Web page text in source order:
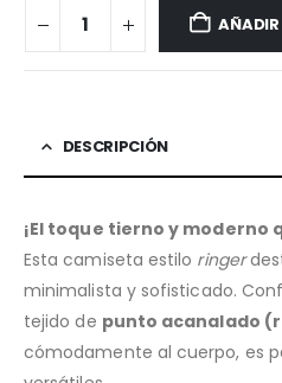
DESCRIPCIÓN
¡El toque tierno y moderno
Esta camiseta estilo ringer
minimalista y sofisticado.
tejido de punto acanalado
cómodamente al cuerpo, es